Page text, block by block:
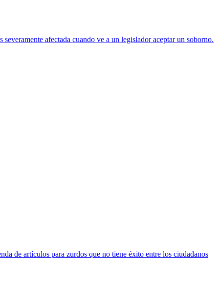
afectada cuando ve a un legislador aceptar un soborno.
de artículos para zurdos que no tiene éxito entre los ciudadanos